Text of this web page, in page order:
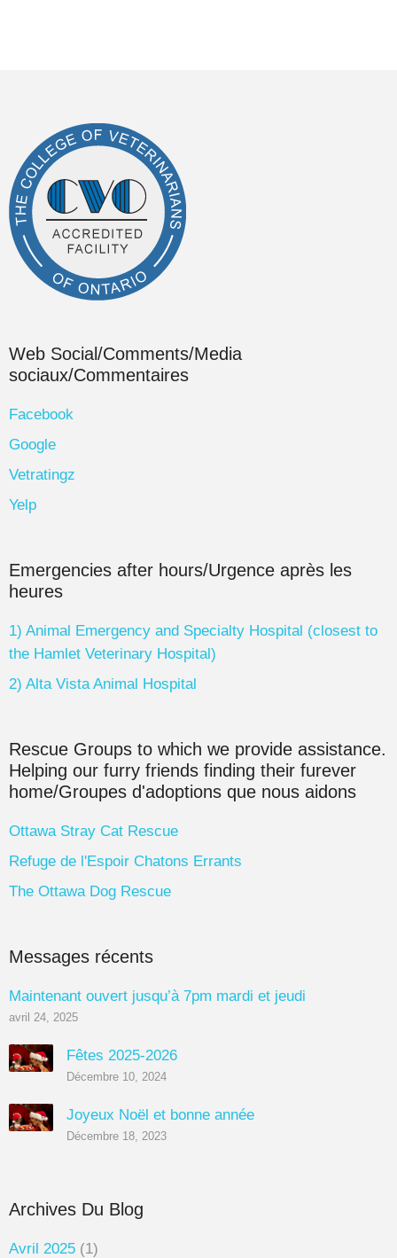
Web Social/Comments/Media
sociaux/Commentaires
Facebook
Google
Vetratingz
Yelp
Emergencies after hours/Urgence après les
heures
1) Animal Emergency and Specialty Hospital (closest to
the Hamlet Veterinary Hospital)
2) Alta Vista Animal Hospital
Rescue Groups to which we provide assistance.
Helping our furry friends finding their furever
home/Groupes d'adoptions que nous aidons
Ottawa Stray Cat Rescue
Refuge de l'Espoir Chatons Errants
The Ottawa Dog Rescue
Messages récents
Maintenant ouvert jusqu’à 7pm mardi et jeudi
avril 24, 2025
Fêtes 2025-2026
Décembre 10, 2024
Joyeux Noël et bonne année
Décembre 18, 2023
Archives Du Blog
Avril 2025 (1)